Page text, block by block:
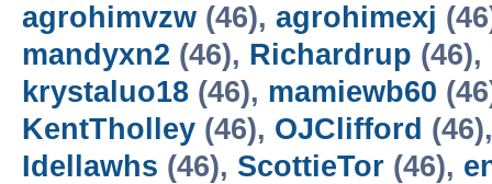
agrohimvzw (46), agrohimexj
mandyxn2 (46), Richardrup (46),
krystaluo18 (46), mamiewb60
KentTholley (46), OJClifford
Idellawhs (46), ScottieTor (46),